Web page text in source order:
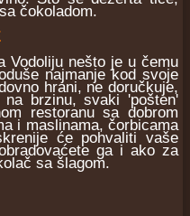
čokoladom.
Vodoliju nešto je u čemu
najmanje kod svoje
hrani, ne doručkuje,
brzinu, svaki 'pošten'
restoranu sa dobrom
i maslinama, čorbicama
će pohvaliti vaše
ga i ako za
sa šlagom.